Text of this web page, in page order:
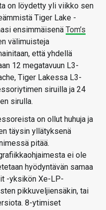
on löydetty yli viikko sen
Tiger Lake -
ensimmäisenä Tom’s
välimuisteja
että yhdellä
12 megatavuun L3-
Tiger Lakessa L3-
siruilla ja 24
sirulla.
on ollut huhuja ja
täysin yllätyksenä
pitää.
ei ole
hyödyntävän samaa
-yksikön Xe-LP-
pikkuveljiensäkin, tai
8-ytimiset